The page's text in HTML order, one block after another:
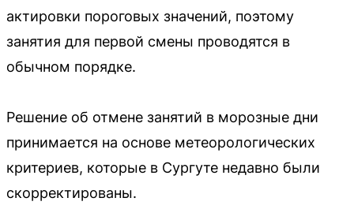
актировки пороговых значений, поэтому
занятия для первой смены проводятся в
обычном порядке.
Решение об отмене занятий в морозные дни
принимается на основе метеорологических
критериев, которые в Сургуте недавно были
скорректированы.